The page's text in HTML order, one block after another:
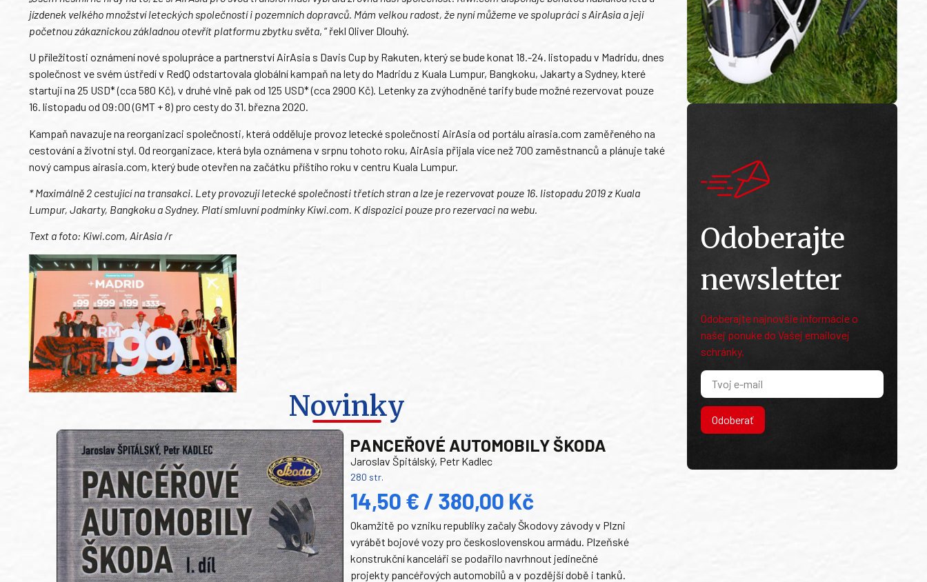
jízdenek velkého množství leteckých společností i pozemních dopravců. Mám velkou radost, že nyní můžeme ve spolupráci s AirAsia a její
početnou zákaznickou základnou otevřít platformu zbytku světa, “ řekl Oliver Dlouhý.
U příležitosti oznámení nové spolupráce a partnerství AirAsia s Davis Cup by Rakuten, který se bude konat 18.-24. listopadu v Madridu, dnes
společnost ve svém ústředí v RedQ odstartovala globální kampaň na lety do Madridu z Kuala Lumpur, Bangkoku, Jakarty a Sydney, které
startují na 25 USD* (cca 580 Kč), v druhé vlně pak od 125 USD* (cca 2900 Kč). Letenky za zvýhodněné tarify bude možné rezervovat pouze
16. listopadu od 09:00 (GMT + 8) pro cesty do 31. března 2020.
Kampaň navazuje na reorganizaci společnosti, která odděluje provoz letecké společnosti AirAsia od portálu airasia.com zaměřeného na
cestování a životní styl. Od reorganizace, která byla oznámena v srpnu tohoto roku, AirAsia přijala více než 700 zaměstnanců a plánuje také
nový campus airasia.com, který bude otevřen na začátku příštího roku v centru Kuala Lumpur.
* Maximálně 2 cestující na transakci. Lety provozují letecké společnosti třetích stran a lze je rezervovat pouze 16. listopadu 2019 z Kuala
Lumpur, Jakarty, Bangkoku a Sydney. Platí smluvní podmínky Kiwi.com. K dispozici pouze pro rezervaci na webu.
Text a foto: Kiwi.com, AirAsia /r
Novinky
PANCEŘOVÉ AUTOMOBILY ŠKODA
Jaroslav Špitálský, Petr Kadlec
280 str.
14,50 € / 380,00 Kč
Okamžitě po vzniku republiky začaly Škodovy závody v Plzni
vyrábět bojové vozy pro československou armádu. Plzeňské
konstrukční kanceláři se podařilo navrhnout jedinečné
projekty pancéřových automobilů a v pozdější době i tanků.
Odoberajte
newsletter
Odoberajte najnovšie informácie o
našej ponuke do Vašej emailovej
schránky.
Odoberať